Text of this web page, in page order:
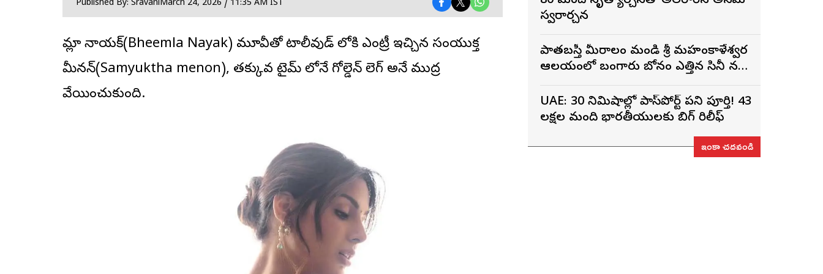
Published By: SravaniMarch 24, 2026 / 11:35 AM IST
భీమ్లా నాయక్(Bheemla Nayak) మూవీతో టాలీవుడ్ లోకి ఎంట్రీ ఇచ్చిన సంయుక్త
మీన‌న్(Samyuktha menon), త‌క్కువ టైమ్ లోనే గోల్డెన్ లెగ్ అనే ముద్ర
వేయించుకుంది.
స్వరార్చన
పాతబస్తీ మీరాలం మండి శ్రీ మహంకాళేశ్వర
ఆలయంలో బంగారు బోనం ఎత్తిన సినీ నటి,
UAE: 30 నిమిషాల్లో పాస్‌పోర్ట్ పని పూర్తి! 43
లక్షల మంది భారతీయులకు బిగ్ రిలీఫ్
ఇంకా చదవండి